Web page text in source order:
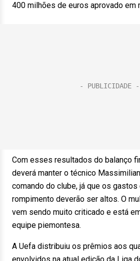
400 milhões de euros aprovado em
Com esses resultados do balanço
deverá manter o técnico
comando do clube, já que os
rompimento deverão ser altos. O
vem sendo muito criticado e está
equipe piemontesa.
A Uefa distribuiu os prêmios aos